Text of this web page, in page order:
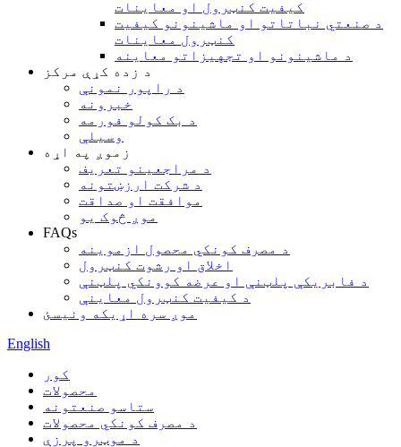
کیفیت کنټرول او معاینات
د صنعتي نباتاتو او ماشینونو کیفیت
کنټرول معاینات
د ماشینونو او تجهیزاتو معاینه
د زده کړې مرکز
د راپور نمونې
خبرونه
د بک کولو فورمه
وسیلې
زموږ په اړه
د مراجعینو تعریف
د شرکت ارزښتونه
موافقت او صداقت
موږ څوک یو
FAQs
د مصرف کونکي محصول ازموینه
اخلاق او رشوت کنټرول
د فابریکې پلټنې او عرضه کوونکي پلټنې
د کیفیت کنټرول معاینې
موږ سره اړیکه ونیسئ
English
کور
محصولات
ستاسو صنعتونه
د مصرف کونکي محصولات
د موټرو پرزې